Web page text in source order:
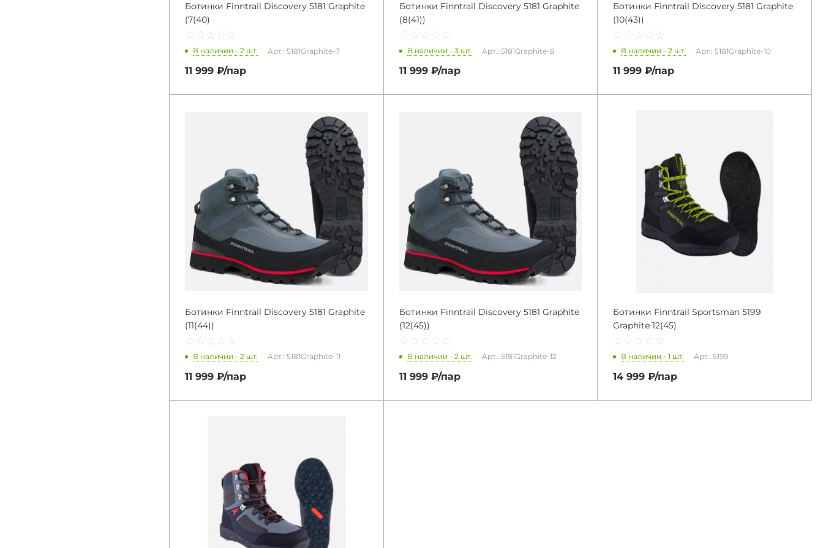
Ботинки Finntrail Discovery 5181 Graphite
(7(40)
☆ ☆ ☆ ☆ ☆
★ ★ ★ ★ ★
В наличии - 2 шт. Арт.: 5181Graphite-7
11 999 ₽/пар
Ботинки Finntrail Discovery 5181 Graphite
(8(41))
☆ ☆ ☆ ☆ ☆
★ ★ ★ ★ ★
В наличии - 3 шт. Арт.: 5181Graphite-8
11 999 ₽/пар
Ботинки Finntrail Discovery 5181 Graphite
(10(43))
☆ ☆ ☆ ☆ ☆
★ ★ ★ ★ ★
В наличии - 2 шт. Арт.: 5181Graphite-10
11 999 ₽/пар
Ботинки Finntrail Discovery 5181 Graphite
(11(44))
☆ ☆ ☆ ☆ ☆
★ ★ ★ ★ ★
В наличии - 2 шт. Арт.: 5181Graphite-11
11 999 ₽/пар
Ботинки Finntrail Discovery 5181 Graphite
(12(45))
☆ ☆ ☆ ☆ ☆
★ ★ ★ ★ ★
В наличии - 2 шт. Арт.: 5181Graphite-12
11 999 ₽/пар
Ботинки Finntrail Sportsman 5199
Graphite 12(45)
☆ ☆ ☆ ☆ ☆
★ ★ ★ ★ ★
В наличии - 1 шт. Арт.: 5199
14 999 ₽/пар